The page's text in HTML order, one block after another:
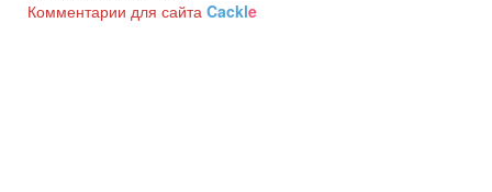
Комментарии для сайта Cackle